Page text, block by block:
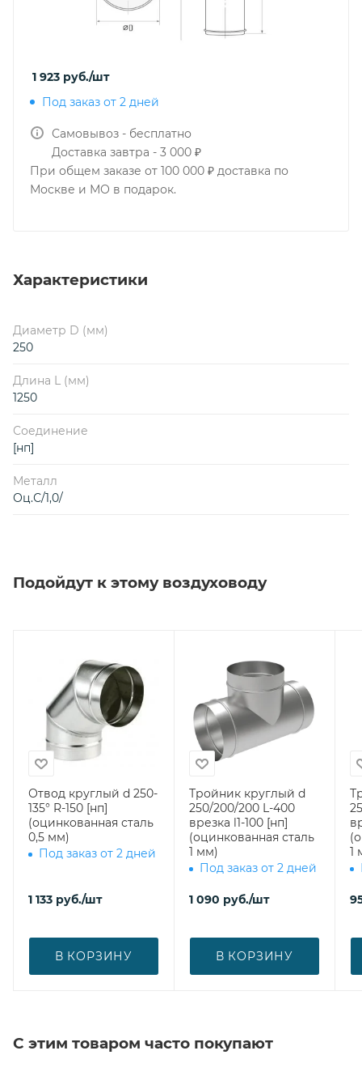
1 923 руб./шт
Под заказ от 2 дней
Самовывоз - бесплатно
Доставка завтра - 3 000 ₽
При общем заказе от 100 000 ₽ доставка по
Москве и МО в подарок.
Характеристики
Диаметр D (мм)
250
Длина L (мм)
1250
Соединение
[нп]
Металл
Оц.С/1,0/
Подойдут к этому воздуховоду
Отвод круглый d 250-
135° R-150 [нп]
(оцинкованная сталь
0,5 мм)
Под заказ от 2 дней
1 133 руб./шт
В КОРЗИНУ
Тройник круглый d
250/200/200 L-400
врезка l1-100 [нп]
(оцинкованная сталь
1 мм)
Под заказ от 2 дней
1 090 руб./шт
В КОРЗИНУ
1
С этим товаром часто покупают